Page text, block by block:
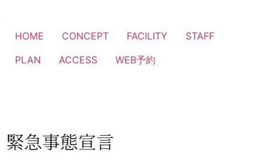
HOME CONCEPT FACILITY
STAFF
PLAN
ACCESS WEB予約
緊急事態宣言